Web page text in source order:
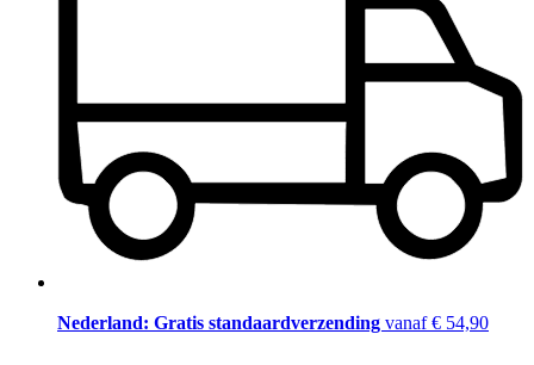
Nederland: Gratis standaardverzending vanaf € 54,90